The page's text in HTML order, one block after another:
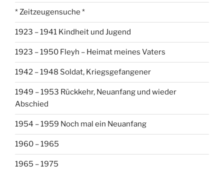
* Zeitzeugensuche *
1923 – 1941 Kindheit und Jugend
1923 – 1950 Fleyh – Heimat meines Vaters
1942 – 1948 Soldat, Kriegsgefangener
1949 – 1953 Rückkehr, Neuanfang und wieder
Abschied
1954 – 1959 Noch mal ein Neuanfang
1960 – 1965
1965 – 1975